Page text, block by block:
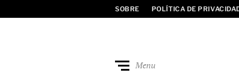
SOBRE POLÍTICA DE
Menu